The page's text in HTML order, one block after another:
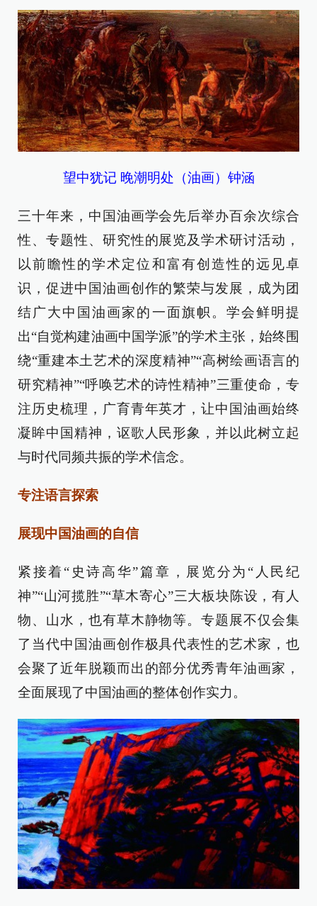
望中犹记 晚潮明处（油画）钟涵
三十年来，中国油画学会先后举办百余次综合
性、专题性、研究性的展览及学术研讨活动，
以前瞻性的学术定位和富有创造性的远见卓
识，促进中国油画创作的繁荣与发展，成为团
结广大中国油画家的一面旗帜。学会鲜明提
出“自觉构建油画中国学派”的学术主张，始终围
绕“重建本土艺术的深度精神”“高树绘画语言的
研究精神”“呼唤艺术的诗性精神”三重使命，专
注历史梳理，广育青年英才，让中国油画始终
凝眸中国精神，讴歌人民形象，并以此树立起
与时代同频共振的学术信念。
专注语言探索
展现中国油画的自信
紧接着“史诗高华”篇章，展览分为“人民纪
神”“山河揽胜”“草木寄心”三大板块陈设，有人
物、山水，也有草木静物等。专题展不仅会集
了当代中国油画创作极具代表性的艺术家，也
会聚了近年脱颖而出的部分优秀青年油画家，
全面展现了中国油画的整体创作实力。